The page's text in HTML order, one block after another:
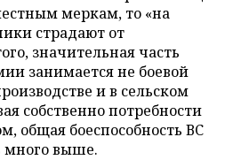
меркам, то «на
страдают от
значительная часть
занимается не боевой
и в сельском
собственно потребности
общая боеспособность ВС
много выше.